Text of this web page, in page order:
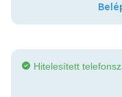
Hitelesített